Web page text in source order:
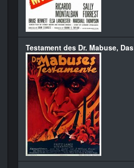
Testament des Dr. Mabuse, Das